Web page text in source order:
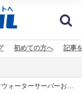
初めての方へ 記事
ォーターサーバーおす